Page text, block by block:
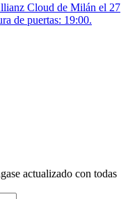
Cloud de Milán el 27
de puertas: 19:00.
actualizado con todas